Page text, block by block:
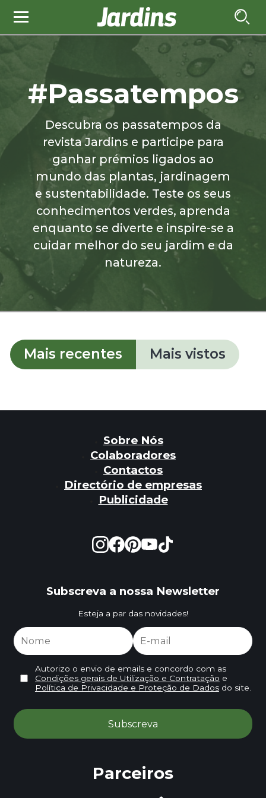
#Passatempos
Descubra os passatempos da
revista Jardins e participe para
ganhar prémios ligados ao
mundo das plantas, jardinagem
e sustentabilidade. Teste os seus
conhecimentos verdes, aprenda
enquanto se diverte e inspire-se a
cuidar melhor do seu jardim e da
natureza.
Mais recentes Mais vistos
Sobre Nós
Colaboradores
Contactos
Directório de empresas
Publicidade
Subscreva a nossa Newsletter
Esteja a par das novidades!
Autorizo o envio de emails e concordo com as
Condições gerais de Utilização e Contratação e
Política de Privacidade e Proteção de Dadosdo site.
Parceiros